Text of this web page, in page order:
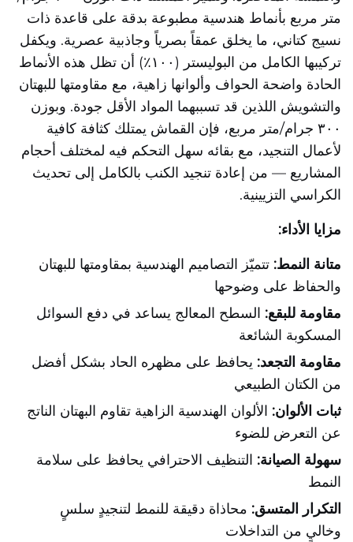
متر مربع بأنماط هندسية مطبوعة بدقة على قاعدة ذات
نسيج كتاني، ما يخلق عمقاً بصرياً وجاذبية عصرية. ويكفل
تركيبها الكامل من البوليستر (١٠٠٪) أن تظل هذه الأنماط
الحادة واضحة الحواف وألوانها زاهية، مع مقاومتها للبهتان
والتشويش اللذين قد تسببهما المواد الأقل جودة. وبوزن
٣٠٠ جرام/متر مربع، فإن القماش يمتلك كثافة كافية
لأعمال التنجيد، مع بقائه سهل التحكم فيه لمختلف أحجام
المشاريع — من إعادة تنجيد الكنب بالكامل إلى تحديث
الكراسي التزيينية.
مزايا الأداء:
متانة النمط: تتميّز التصاميم الهندسية بمقاومتها للبهتان
والحفاظ على وضوحها
مقاومة للبقع: السطح المعالج يساعد في دفع السوائل
المسكوبة الشائعة
مقاومة التجعد: يحافظ على مظهره الحاد بشكل أفضل
من الكتان الطبيعي
ثبات الألوان: الألوان الهندسية الزاهية تقاوم البهتان الناتج
عن التعرض للضوء
سهولة الصيانة: التنظيف الاحترافي يحافظ على سلامة
النمط
التكرار المتسق: محاذاة دقيقة للنمط لتنجيدٍ سلسٍ
وخاليٍ من التداخلات